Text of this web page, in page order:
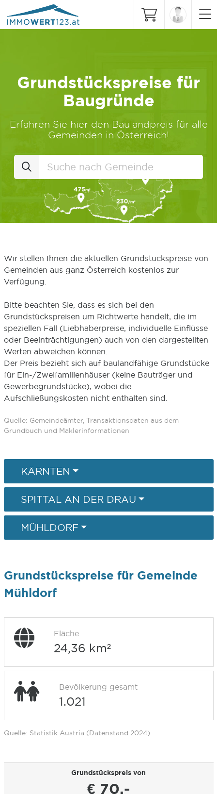
Grundstückspreise für
Baugründe
Erfahren Sie hier den Baulandpreis für alle
Gemeinden in Österreich!
Wir stellen Ihnen die aktuellen Grundstückspreise von
Gemeinden aus ganz Österreich kostenlos zur
Verfügung.
Bitte beachten Sie, dass es sich bei den
Grundstückspreisen um Richtwerte handelt, die im
speziellen Fall (Liebhaberpreise, individuelle Einflüsse
oder Beeinträchtigungen) auch von den dargestellten
Werten abweichen können.
Der Preis bezieht sich auf baulandfähige Grundstücke
für Ein-/Zweifamilienhäuser (keine Bauträger und
Gewerbegrundstücke), wobei die
Aufschließungskosten nicht enthalten sind.
Quelle: Gemeindeämter, Transaktionsdaten aus dem
Grundbuch und Maklerinformationen
KÄRNTEN
SPITTAL AN DER DRAU
MÜHLDORF
Grundstückspreise für Gemeinde
Mühldorf
Fläche
24,36 km²
Bevölkerung gesamt
1.021
Quelle: Statistik Austria (Datenstand 2024)
Grundstückspreis von
€ 70.-